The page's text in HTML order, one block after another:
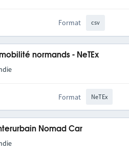
Format csv
normands - NeTEx
Format NeTEx
Nomad Car